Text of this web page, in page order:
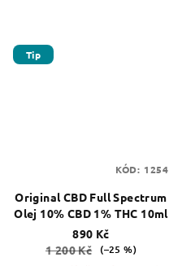
Tip
Original CBD Full Spectrum
Olej 10% CBD 1% THC 10ml
890 Kč
1 200 Kč
(–25 %)
KÓD: 1254